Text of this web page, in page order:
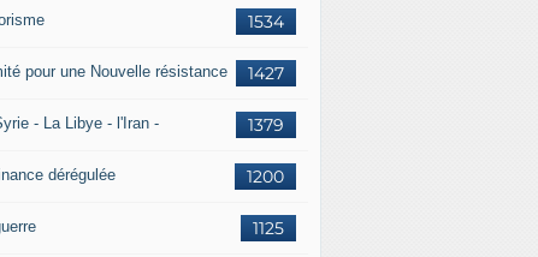
1534
1427
pour une Nouvelle résistance
1379
- La Libye - l'Iran -
1200
dérégulée
1125